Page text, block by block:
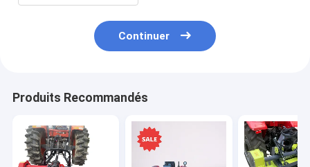
Continuer
Produits Recommandés